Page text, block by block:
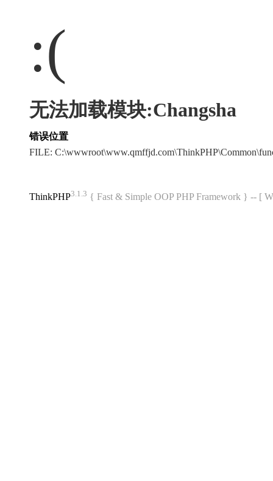
:(
无法加载模块:Changsha
错误位置
FILE:
ThinkPHP3.1.3 { Fast & Simple OOP PHP Framework } -- [